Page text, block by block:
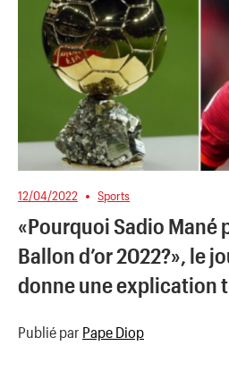
12/04/2022 Sports
«Pourquoi Sadio Mané
Ballon d’or 2022?», le
donne une explication
Publié par Pape Diop